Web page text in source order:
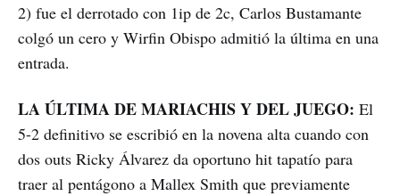
2) fue el derrotado con 1ip de 2c, Carlos Bustamante
colgó un cero y Wirfin Obispo admitió la última en una
entrada.
LA ÚLTIMA DE MARIACHIS Y DEL JUEGO: El
5-2 definitivo se escribió en la novena alta cuando con
dos outs Ricky Álvarez da oportuno hit tapatío para
traer al pentágono a Mallex Smith que previamente